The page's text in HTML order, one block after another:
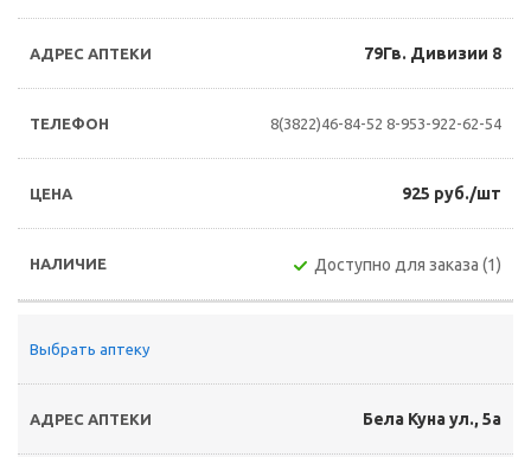
79Гв. Дивизии 8
8(3822)46-84-52 8-953-922-62-54
925 руб./шт
Доступно для заказа (1)
Выбрать аптеку
Бела Куна ул., 5а